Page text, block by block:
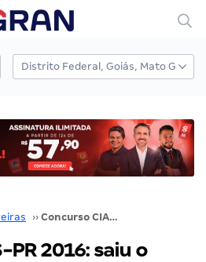
›› Concurso CIAS-PR 2016: saiu o edital! Vagas para todos os níveis e inicial de até R$ 5,2 mil!
PR 2016: saiu o